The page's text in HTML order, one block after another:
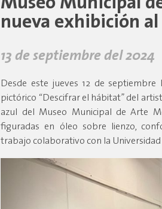
nueva exhibición
13 de septiembre del 2024
Desde este jueves 12 de
pictórico “Descifrar el hábitat” del
azul del Museo Municipal de Arte
figuradas en óleo sobre lienzo,
trabajo colaborativo con la Universidad